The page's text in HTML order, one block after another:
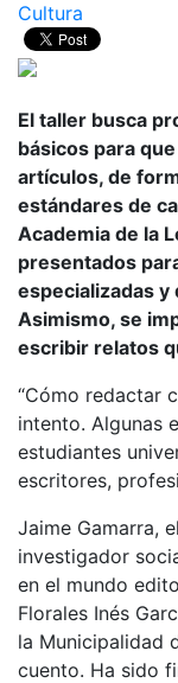
Cultura
El taller busca
básicos para
artículos, de
estándares de
Academia de la
presentados
especializadas y
Asimismo, se
escribir relatos
“Cómo redactar
intento. Algunas
estudiantes
escritores,
Jaime Gamarra,
investigador
en el mundo
Florales Inés
la Municipalidad
cuento. Ha sido